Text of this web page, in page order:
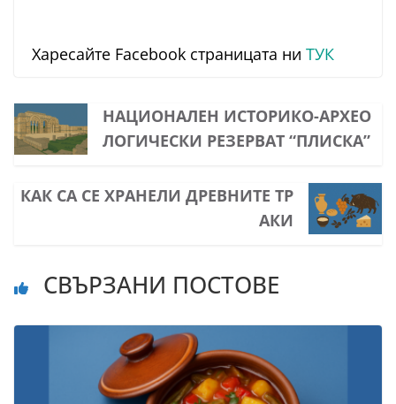
Харесайте Facebook страницата ни ТУК
НАЦИОНАЛЕН ИСТОРИКО-АРХЕО
ЛОГИЧЕСКИ РЕЗЕРВАТ “ПЛИСКА”
КАК СА СЕ ХРАНЕЛИ ДРЕВНИТЕ ТР
АКИ
СВЪРЗАНИ ПОСТОВЕ